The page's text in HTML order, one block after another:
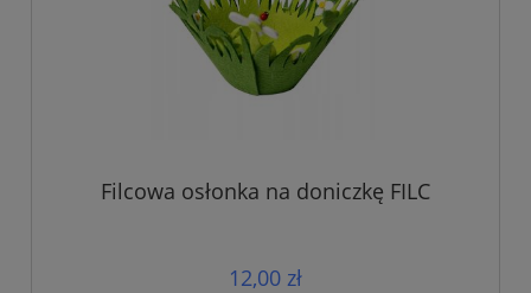
Filcowa osłonka na doniczkę FILC
12,00 zł